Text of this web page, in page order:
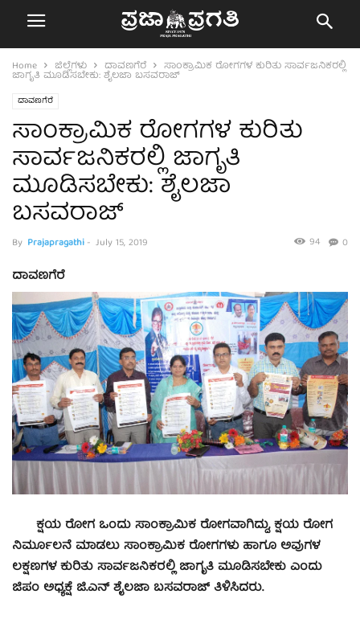
Home ಜಿಲ್ಲೆಗಳು ದಾವಣಗೆರೆ ಸಾಂಕ್ರಾಮಿಕ ರೋಗಗಳ ಕುರಿತು ಸಾರ್ವಜನಿಕರಲ್ಲಿ
ಜಾಗೃತಿ ಮೂಡಿಸಬೇಕು: ಶೈಲಜಾ ಬಸವರಾಜ್
ದಾವಣಗೆರೆ
ಸಾಂಕ್ರಾಮಿಕ ರೋಗಗಳ ಕುರಿತು
ಸಾರ್ವಜನಿಕರಲ್ಲಿ ಜಾಗೃತಿ
ಮೂಡಿಸಬೇಕು: ಶೈಲಜಾ
ಬಸವರಾಜ್
By Prajapragathi- July 15, 2019 0
94
ದಾವಣಗೆರೆ
ಕ್ಷಯ ರೋಗ ಒಂದು ಸಾಂಕ್ರಾಮಿಕ ರೋಗವಾಗಿದ್ದು, ಕ್ಷಯ ರೋಗ
ನಿರ್ಮೂಲನೆ ಮಾಡಲು ಸಾಂಕ್ರಾಮಿಕ ರೋಗಗಳು ಹಾಗೂ ಅವುಗಳ
ಲಕ್ಷಣಗಳ ಕುರಿತು ಸಾರ್ವಜನಿಕರಲ್ಲಿ ಜಾಗೃತಿ ಮೂಡಿಸಬೇಕು ಎಂದು
ಜಿಪಂ ಅಧ್ಯಕ್ಷೆ ಜಿ.ಎನ್ ಶೈಲಜಾ ಬಸವರಾಜ್ ತಿಳಿಸಿದರು.